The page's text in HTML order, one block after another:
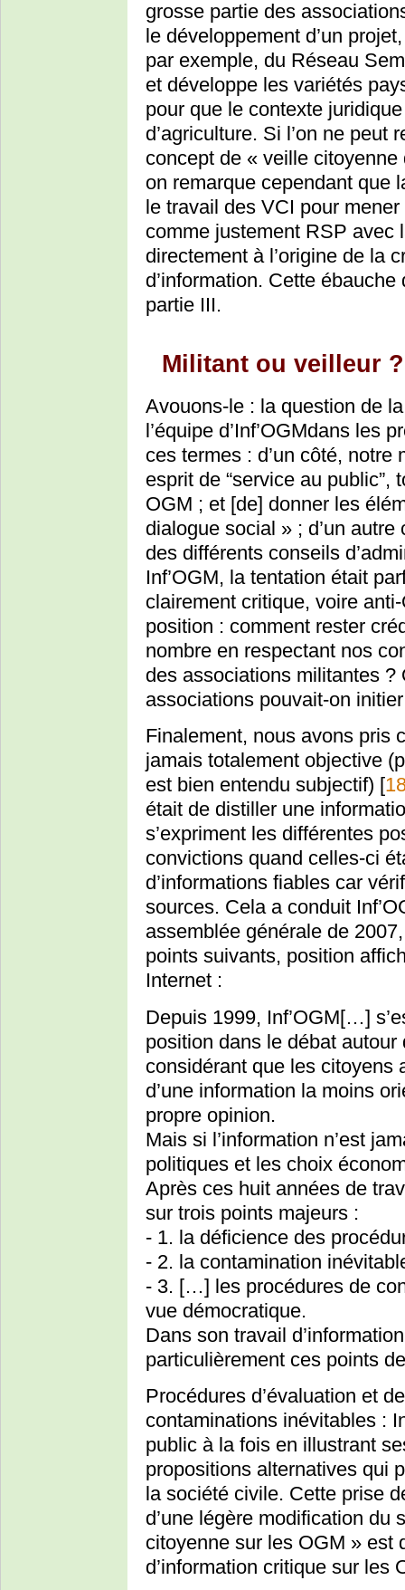
grosse partie des
le développement d’un
par exemple, du Réseau
et développe les variétés
pour que le contexte
d’agriculture. Si l’on ne
concept de « veille
on remarque cependant que
le travail des VCI pour
comme justement RSP avec
directement à l’origine de la
d’information. Cette
partie III.
Militant ou veilleur ?
Avouons-le : la question de
l’équipe d’Inf’OGMdans les
ces termes : d’un côté,
esprit de “service au public”,
OGM ; et [de] donner les
dialogue social » ; d’un
des différents conseils
Inf’OGM, la tentation était
clairement critique, voire
position : comment rester
nombre en respectant nos
des associations militantes
associations pouvait-on
Finalement, nous avons pris
jamais totalement objective
est bien entendu subjectif) [
était de distiller une
s’expriment les différentes
convictions quand celles-ci
d’informations fiables car
sources. Cela a conduit
assemblée générale de
points suivants, position
Internet :
Depuis 1999, Inf’OGM[…]
position dans le débat
considérant que les citoyens
d’une information la moins
propre opinion.
Mais si l’information n’est
politiques et les choix
Après ces huit années de
sur trois points majeurs :
- 1. la déficience des
- 2. la contamination
- 3. […] les procédures de
vue démocratique.
Dans son travail
particulièrement ces points
Procédures d’évaluation et
contaminations inévitables :
public à la fois en illustrant
propositions alternatives qui
la société civile. Cette prise
d’une légère modification du
citoyenne sur les OGM » est
d’information critique sur les